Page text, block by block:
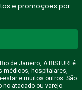
e promoções por
de Janeiro, A BISTURI é
médicos, hospitalares,
estar e muitos outros. São
no atacado ou varejo.